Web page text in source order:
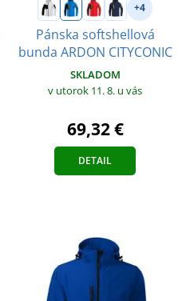
+4
Pánska softshellová
bunda ARDON CITYCONIC
SKLADOM
v utorok 11. 8. u vás
69,32 €
DETAIL